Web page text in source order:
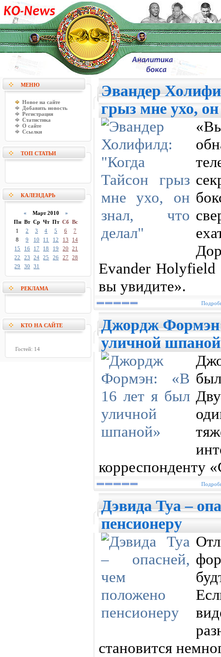
МЕНЮ
Новое на сайте
Добавить новость
Регистрация
Статистика
О сайте
Ссылки
ТОП СТАТЬИ
КАЛЕНДАРЬ
« Март 2010 »
Пн Вт Ср Чт Пт Сб Вс
1
2 3 4 5 6
7
8
9 10 11 12 13
14
15
16 17 18 19 20
21
22
23 24 25 26 27
28
29
30 31
РЕКЛАМА
КТО НА САЙТЕ
Гостей: 14
Эвандер
грыз мне ухо,
Evander
вы увидите».
Джордж
уличной
корреспонденту
Дэвида Туа –
пенсионеру
становится